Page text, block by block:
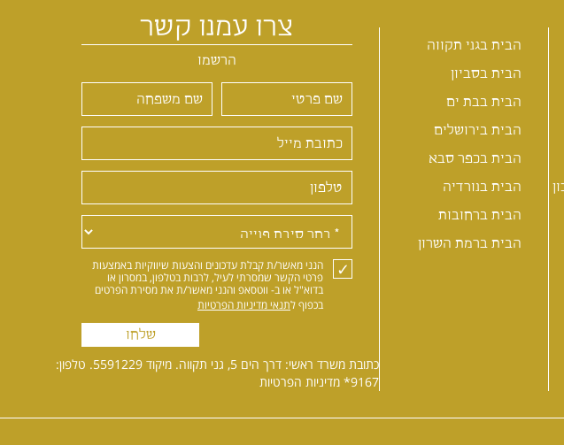
הבית בגני תקווה
הבית בסביון
הבית בבת ים
הבית בירושלים
הבית בכפר סבא
הבית בנורדיה
הבית ברחובות
הבית ברמת השרון
צרו עמנו קשר
הרשמו
הנני מאשר/ת קבלת עדכונים והצעות שיווקיות באמצעות
פרטי הקשר שמסרתי לעיל, לרבות בטלפון, במסרון או
בדוא"ל או ב- ווטסאפ והנני מאשר/ת את מסירת הפרטים
בכפוף לתנאי מדיניות הפרטיות
שלחו
כתובת משרד ראשי: דרך הים 5, גני תקווה. מיקוד 5591229. טלפון:
*9167 מדיניות הפרטיות